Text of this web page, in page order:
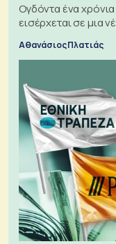
Ογδόντα ένα
εισέρχεται σε μια
Αθανάσιος Πλατιάς